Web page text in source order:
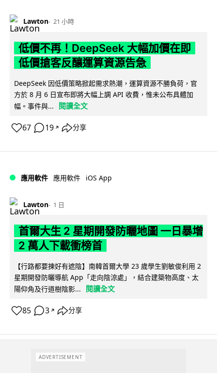
Lawton 21 小時
低價不再！DeepSeek 大幅加價在即
低價搶客反釀運算資源告急
DeepSeek 因低價策略掀起需求熱潮，運算資源不勝負荷，官
方於 8 月 6 日宣布即將大幅上調 API 收費，惟未公布具體加
幅。事件與...
閱讀全文
67 19 ↗ 分享
應用軟件 應用軟件 iOS App
Lawton 1 日
首爾大生 2 星期開發防曬地圖 一日暴增
2 萬人下載衝榜首
【行路都要揀好有遮陰】南韓首爾大學 23 歲學生劉敏俊利用 2
星期開發防曬導航 App「走向陰涼處」，結合建築物高度、太
陽仰角及行道樹陰影...
閱讀全文
85 3 ↗ 分享
ADVERTISEMENT